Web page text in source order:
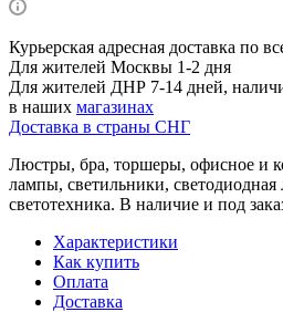
Курьерская адресная доставка по
Для жителей Москвы 1-2 дня
Для жителей ДНР 7-14 дней,
в наших магазинах
Доставка в страны СНГ
Люстры, бра, торшеры, офисное и
лампы, светильники, светодиодная
светотехника. В наличие и под
Характеристики
Как купить
Оплата
Доставка